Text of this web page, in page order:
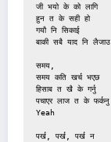
जी भयो के को लागि
हुन त के सही हो
गयौ नि सिकाई
बाकी सबै याद नि
समय,
समय कति खर्च भएछ
हिसाब त खै के गर्नु
पचाएर लाज त के फर्कनु
Yeah
पर्ख, पर्ख, पर्ख न